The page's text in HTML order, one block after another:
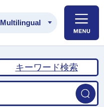
土浦市公式ホームペ
Multilingual
キーワード検索